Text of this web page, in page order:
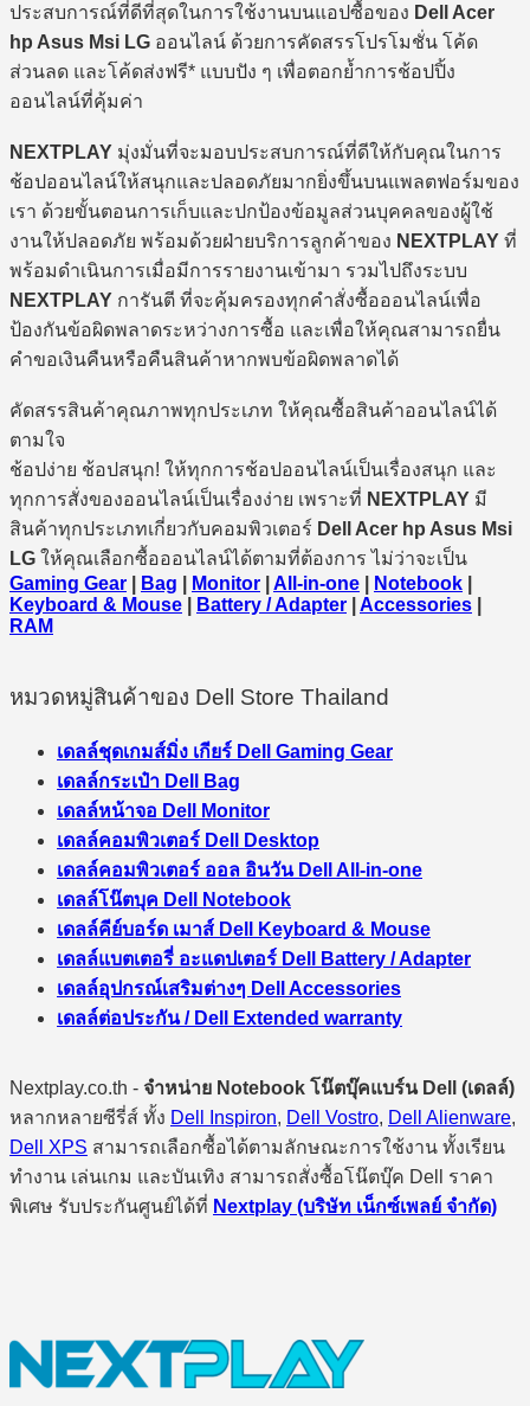
ประสบการณ์ที่ดีที่สุดในการใช้งานบนแอปซื้อของ Dell Acer
hp Asus Msi LG ออนไลน์ ด้วยการคัดสรรโปรโมชั่น โค้ด
ส่วนลด และโค้ดส่งฟรี* แบบปัง ๆ เพื่อตอกย้ำการช้อปปิ้ง
ออนไลน์ที่คุ้มค่า
NEXTPLAY มุ่งมั่นที่จะมอบประสบการณ์ที่ดีให้กับคุณในการ
ช้อปออนไลน์ให้สนุกและปลอดภัยมากยิ่งขึ้นบนแพลตฟอร์มของ
เรา ด้วยขั้นตอนการเก็บและปกป้องข้อมูลส่วนบุคคลของผู้ใช้
งานให้ปลอดภัย พร้อมด้วยฝ่ายบริการลูกค้าของ NEXTPLAY ที่
พร้อมดำเนินการเมื่อมีการรายงานเข้ามา รวมไปถึงระบบ
NEXTPLAY การันตี ที่จะคุ้มครองทุกคำสั่งซื้อออนไลน์เพื่อ
ป้องกันข้อผิดพลาดระหว่างการซื้อ และเพื่อให้คุณสามารถยื่น
คำขอเงินคืนหรือคืนสินค้าหากพบข้อผิดพลาดได้
คัดสรรสินค้าคุณภาพทุกประเภท ให้คุณซื้อสินค้าออนไลน์ได้
ตามใจ
ช้อปง่าย ช้อปสนุก! ให้ทุกการช้อปออนไลน์เป็นเรื่องสนุก และ
ทุกการสั่งของออนไลน์เป็นเรื่องง่าย เพราะที่ NEXTPLAY มี
สินค้าทุกประเภทเกี่ยวกับคอมพิวเตอร์ Dell Acer hp Asus Msi
LG ให้คุณเลือกซื้อออนไลน์ได้ตามที่ต้องการ ไม่ว่าจะเป็น
Gaming Gear
Bag Monitor All-in-one Notebook
Keyboard & Mouse
Battery / Adapter Accessories
RAM
หมวดหมู่สินค้าของ Dell Store Thailand
เดลล์ชุดเกมส์มิ่ง เกียร์ Dell Gaming Gear
เดลล์กระเป๋า Dell Bag
เดลล์หน้าจอ Dell Monitor
เดลล์คอมพิวเตอร์ Dell Desktop
เดลล์คอมพิวเตอร์ ออล อินวัน Dell All-in-one
เดลล์โน๊ตบุค Dell Notebook
เดลล์คีย์บอร์ด เมาส์ Dell Keyboard & Mouse
เดลล์แบตเตอรี่ อะแดปเตอร์ Dell Battery / Adapter
เดลล์อุปกรณ์เสริมต่างๆ Dell Accessories
เดลล์ต่อประกัน / Dell Extended warranty
Nextplay.co.th - จำหน่าย Notebook โน๊ตบุ๊คแบร์น Dell (เดลล์)
หลากหลายซีรี่ส์ ทั้ง Dell Inspiron, Dell Vostro, Dell Alienware,
Dell XPS สามารถเลือกซื้อได้ตามลักษณะการใช้งาน ทั้งเรียน
ทำงาน เล่นเกม และบันเทิง สามารถสั่งซื้อโน๊ตบุ๊ค Dell ราคา
พิเศษ รับประกันศูนย์ได้ที่ Nextplay (บริษัท เน็กซ์เพลย์ จำกัด)